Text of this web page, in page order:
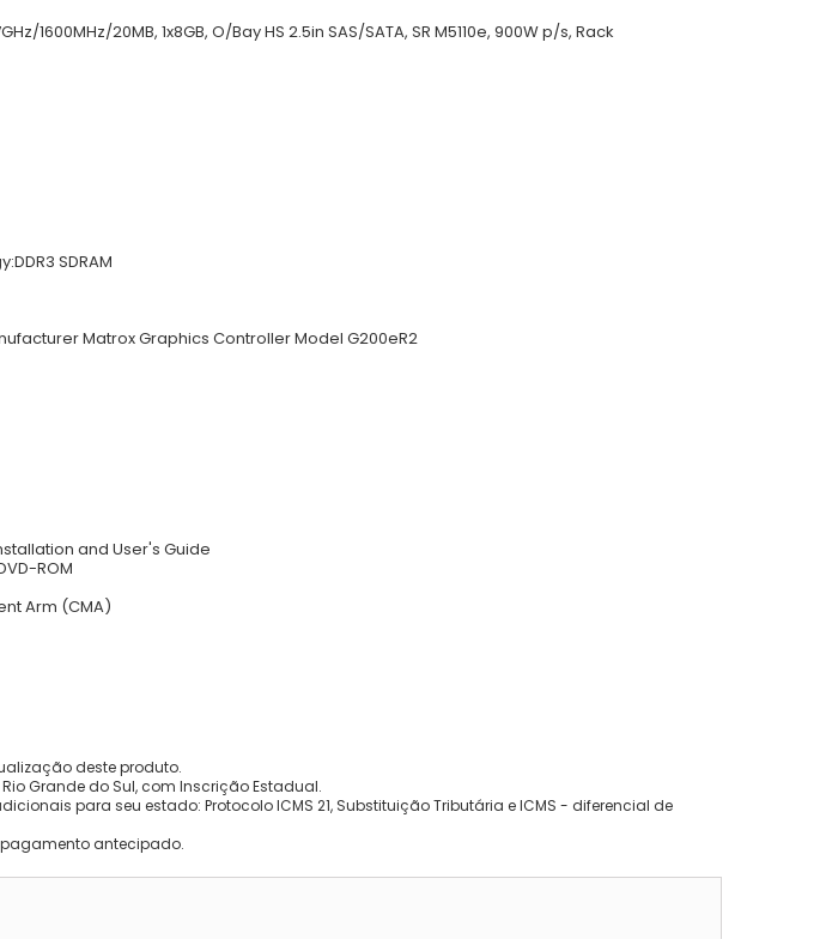
1600MHz/20MB, 1x8GB, O/Bay HS 2.5in SAS/SATA, SR M5110e, 900W p/s, Rack
SDRAM
Matrox Graphics Controller Model G200eR2
and User's Guide
ROM
Arm (CMA)
deste produto.
Grande do Sul, com Inscrição Estadual.
para seu estado: Protocolo ICMS 21, Substituição Tributária e ICMS - diferencial de
antecipado.